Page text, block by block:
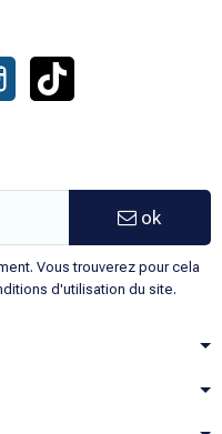
Instagram
ok
Vous trouverez pour cela
d'utilisation du site.